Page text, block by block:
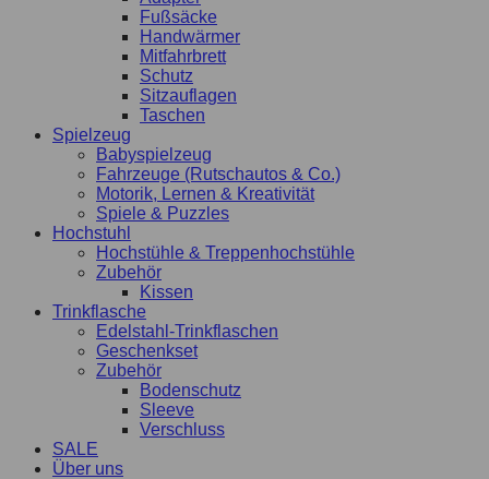
Fußsäcke
Handwärmer
Mitfahrbrett
Schutz
Sitzauflagen
Taschen
Spielzeug
Babyspielzeug
Fahrzeuge (Rutschautos & Co.)
Motorik, Lernen & Kreativität
Spiele & Puzzles
Hochstuhl
Hochstühle & Treppenhochstühle
Zubehör
Kissen
Trinkflasche
Edelstahl-Trinkflaschen
Geschenkset
Zubehör
Bodenschutz
Sleeve
Verschluss
SALE
Über uns